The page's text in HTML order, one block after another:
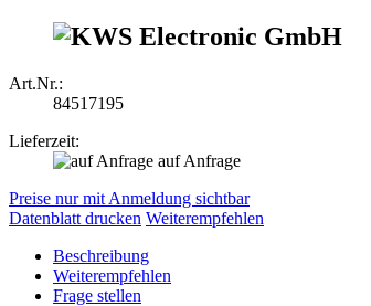
Art.Nr.:
84517195
Lieferzeit:
auf Anfrage
Preise nur mit Anmeldung sichtbar
Datenblatt drucken Weiterempfehlen
Beschreibung
Weiterempfehlen
Frage stellen